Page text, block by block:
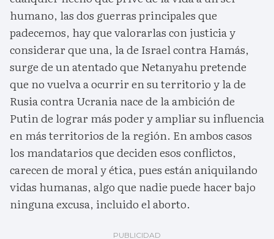
humano, las dos guerras principales que
padecemos, hay que valorarlas con justicia y
considerar que una, la de Israel contra Hamás,
surge de un atentado que Netanyahu pretende
que no vuelva a ocurrir en su territorio y la de
Rusia contra Ucrania nace de la ambición de
Putin de lograr más poder y ampliar su influencia
en más territorios de la región. En ambos casos
los mandatarios que deciden esos conflictos,
carecen de moral y ética, pues están aniquilando
vidas humanas, algo que nadie puede hacer bajo
ninguna excusa, incluido el aborto.